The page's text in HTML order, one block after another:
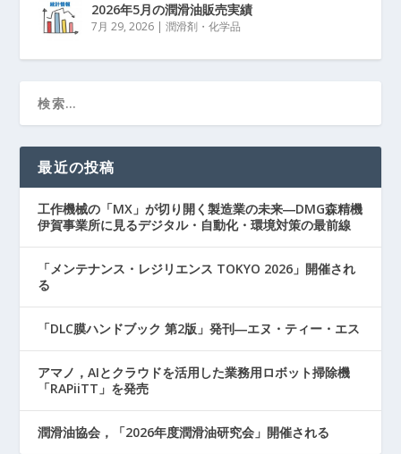
2026年5月の潤滑油販売実績
7月 29, 2026 |潤滑剤・化学品
最近の投稿
工作機械の「MX」が切り開く製造業の未来―DMG森精機
伊賀事業所に見るデジタル・自動化・環境対策の最前線
「メンテナンス・レジリエンス TOKYO 2026」開催され
る
「DLC膜ハンドブック 第2版」発刊―エヌ・ティー・エス
アマノ，AIとクラウドを活用した業務用ロボット掃除機
「RAPiiTT」を発売
潤滑油協会，「2026年度潤滑油研究会」開催される